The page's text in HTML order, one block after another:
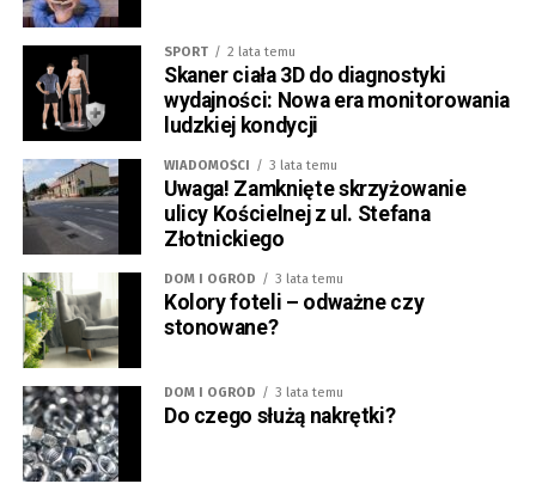
SPORT 2 lata temu
Skaner ciała 3D do diagnostyki
wydajności: Nowa era monitorowania
ludzkiej kondycji
WIADOMOŚCI 3 lata temu
Uwaga! Zamknięte skrzyżowanie
ulicy Kościelnej z ul. Stefana
Złotnickiego
DOM I OGRÓD 3 lata temu
Kolory foteli – odważne czy
stonowane?
DOM I OGRÓD 3 lata temu
Do czego służą nakrętki?